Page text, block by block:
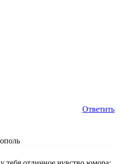
Ответить